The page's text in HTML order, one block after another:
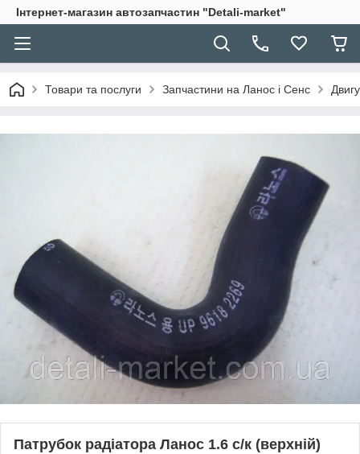
Інтернет-магазин автозапчастин "Detali-market"
Товари та послуги Запчастини на Ланос і Сенс
Патрубок радіатора Ланос 1.6 с/к (верхній)